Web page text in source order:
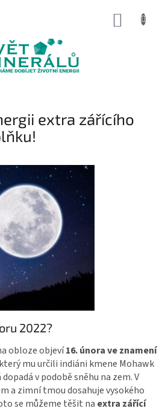
extra zářícího
2022?
obloze objeví16. února ve znamení
který mu určili indiáni kmene Mohawk
v podobě sněhu na zem. V
a zimní tmou dosahuje vysokého
se můžeme těšit na extra zářící